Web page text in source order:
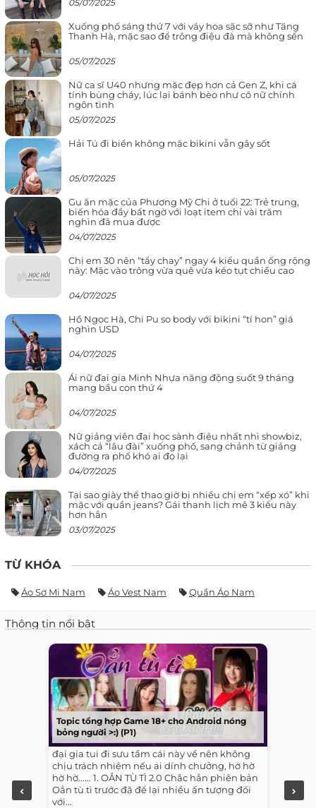
05/07/2025
Xuống phố sáng thứ 7 với váy hoa sặc sỡ như Tăng
Thanh Hà, mặc sao để trông điệu đà mà không sến
05/07/2025
Nữ ca sĩ U40 nhưng mặc đẹp hơn cả Gen Z, khi cá
tính bùng cháy, lúc lại bánh bèo như cô nữ chính
ngôn tình
05/07/2025
Hải Tú đi biển không mặc bikini vẫn gây sốt
05/07/2025
Gu ăn mặc của Phương Mỹ Chi ở tuổi 22: Trẻ trung,
biến hóa đầy bất ngờ với loạt item chỉ vài trăm
nghìn đã mua được
04/07/2025
Chị em 30 nên “tẩy chay” ngay 4 kiểu quần ống rộng
này: Mặc vào trông vừa quê vừa kéo tụt chiều cao
04/07/2025
Hồ Ngọc Hà, Chi Pu so body với bikini “tí hon” giá
nghìn USD
04/07/2025
Ái nữ đại gia Minh Nhựa năng động suốt 9 tháng
mang bầu con thứ 4
04/07/2025
Nữ giảng viên đại học sành điệu nhất nhì showbiz,
xách cả “lâu đài” xuống phố, sang chảnh từ giảng
đường ra phố khó ai đọ lại
04/07/2025
Tại sao giày thể thao giờ bị nhiều chị em “xếp xó” khi
mặc với quần jeans? Gái thanh lịch mê 3 kiểu này
hơn hẳn
03/07/2025
TỪ KHÓA
Áo Sơ Mi Nam Áo Vest Nam Quần Áo Nam
Thông tin nổi bật
Topic tổng hợp Game 18+ cho Android nóng
bỏng người >:) (P1)
đại gia tui đi sưu tầm cái này về nên không
chịu trách nhiệm nếu ai dính chưởng, hờ hờ
hờ hờ...... 1. OẲN TÙ TÌ 2.0 Chắc hẳn phiên bản
Oẳn tù tì trước đã để lại nhiều ấn tượng đối
với...